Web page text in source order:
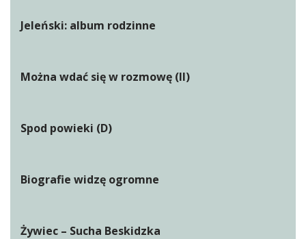
Jeleński: album rodzinne
Można wdać się w rozmowę (II)
Spod powieki (D)
Biografie widzę ogromne
Żywiec – Sucha Beskidzka